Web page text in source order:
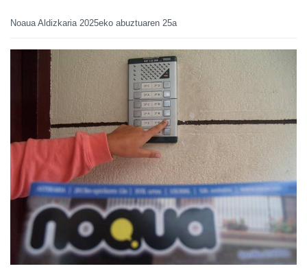
Noaua Aldizkaria 2025eko abuztuaren 25a